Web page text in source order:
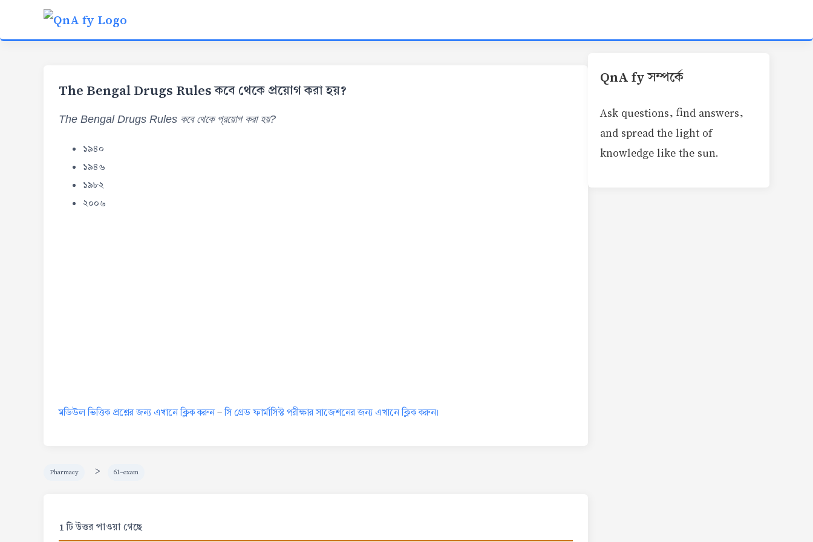
The Bengal Drugs Rules কবে থেকে প্রয়োগ করা হয়?
The Bengal Drugs Rules কবে থেকে প্রয়োগ করা হয়?
১৯৪০
১৯৪৬
১৯৮২
২০০৬
মডিউল ভিত্তিক প্রশ্নের জন্য এখানে ক্লিক করুন-সি গ্রেড ফার্মাসিস্ট পরীক্ষার সাজেশনের জন্য এখানে ক্লিক করুন।
Pharmacy > 61-exam
1 টি উত্তর পাওয়া গেছে
QnA fy সম্পর্কে
Ask questions, find answers,
and spread the light of
knowledge like the sun.